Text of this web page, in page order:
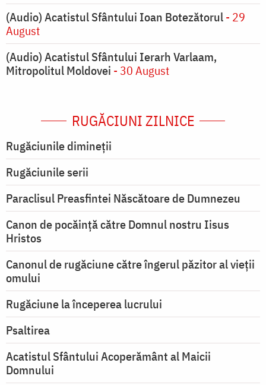
(Audio) Acatistul Sfântului Ioan Botezătorul- 29
August
(Audio) Acatistul Sfântului Ierarh Varlaam,
Mitropolitul Moldovei - 30 August
RUGĂCIUNI ZILNICE
Rugăciunile dimineții
Rugăciunile serii
Paraclisul Preasfintei Născătoare de Dumnezeu
Canon de pocăință către Domnul nostru Iisus
Hristos
Canonul de rugăciune către îngerul păzitor al vieții
omului
Rugăciune la începerea lucrului
Psaltirea
Acatistul Sfântului Acoperământ al Maicii
Domnului